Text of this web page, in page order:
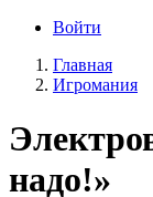
Меню
записи
пользователя
Войти
Строка
навигации
Главная
Игромания
надо!»